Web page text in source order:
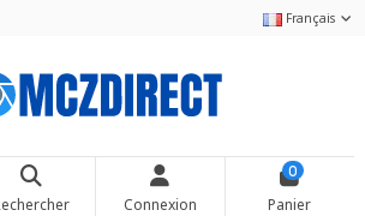
Français
Connexion
0
Panier